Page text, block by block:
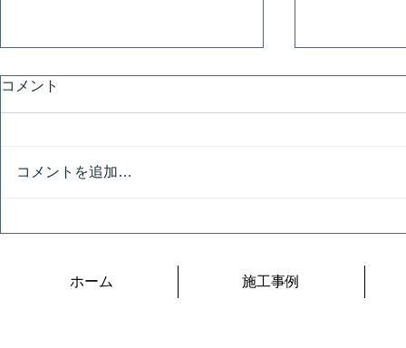
コメント
コメントを追加…
ホーム 施工事例